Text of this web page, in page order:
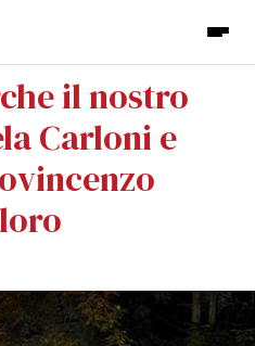
il nostro
Carloni e